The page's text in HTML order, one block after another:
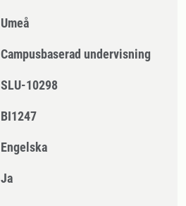
Umeå
Campusbaserad undervisning
SLU-10298
BI1247
Engelska
Ja